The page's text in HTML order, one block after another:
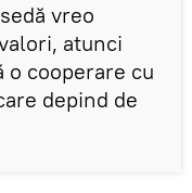
vreo
atunci
cooperare cu
depind de